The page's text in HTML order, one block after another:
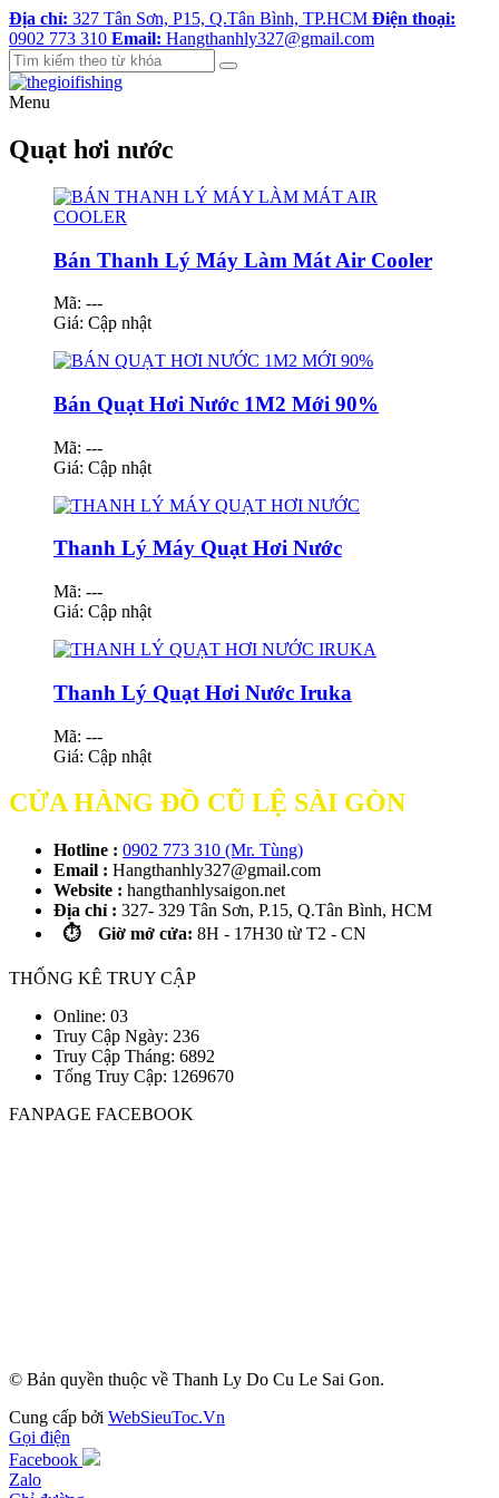
Địa chỉ: 327 Tân Sơn, P15, Q.Tân Bình, TP.HCM Điện thoại:
0902 773 310 Email: Hangthanhly327@gmail.com
Menu
Quạt hơi nước
Bán Thanh Lý Máy Làm Mát Air Cooler
Mã: ---
Giá: Cập nhật
Bán Quạt Hơi Nước 1M2 Mới 90%
Mã: ---
Giá: Cập nhật
Thanh Lý Máy Quạt Hơi Nước
Mã: ---
Giá: Cập nhật
Thanh Lý Quạt Hơi Nước Iruka
Mã: ---
Giá: Cập nhật
CỬA HÀNG ĐỒ CŨ LỆ SÀI GÒN
Hotline : 0902 773 310 (Mr. Tùng)
Email : Hangthanhly327@gmail.com
Website : hangthanhlysaigon.net
Địa chỉ : 327- 329 Tân Sơn, P.15, Q.Tân Bình, HCM
⏱️ Giờ mở cửa: 8H - 17H30 từ T2 - CN
THỐNG KÊ TRUY CẬP
Online: 03
Truy Cập Ngày: 236
Truy Cập Tháng: 6892
Tổng Truy Cập: 1 269670
FANPAGE FACEBOOK
© Bản quyền thuộc về Thanh Ly Do Cu Le Sai Gon.
Cung cấp bởi WebSieuToc.Vn
Gọi điện
Facebook
Zalo